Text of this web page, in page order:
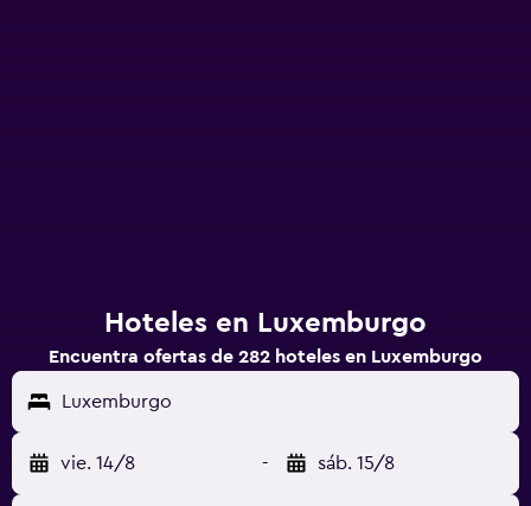
Hoteles en Luxemburgo
Encuentra ofertas de 282 hoteles en Luxemburgo
Luxemburgo
vie. 14/8 - sáb. 15/8